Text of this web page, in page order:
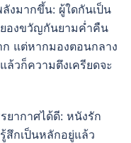
งมากขึ้น: ผู้ใดกันเป็น
องขวัญกันยามค่ำคืน
ก แต่หากมองตอนกลาง
วก็ความตึงเครียดจะ
ยากาศได้ดี: หนังรัก
สึกเป็นหลักอยู่แล้ว